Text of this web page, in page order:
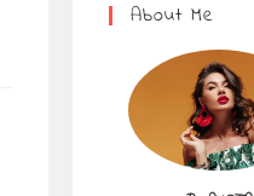
About Me